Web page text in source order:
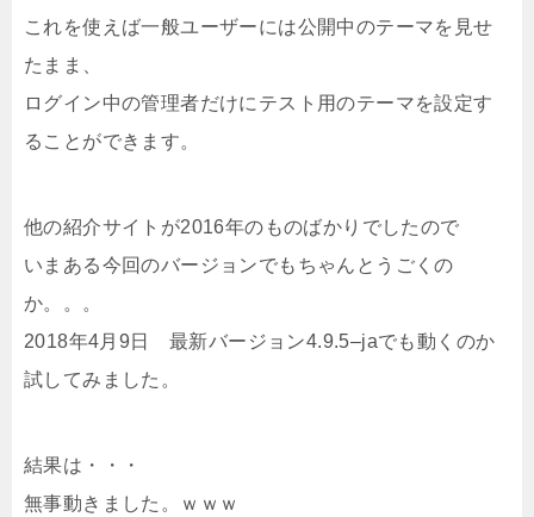
これを使えば一般ユーザーには公開中のテーマを見せ
たまま、
ログイン中の管理者だけにテスト用のテーマを設定す
ることができます。
他の紹介サイトが2016年のものばかりでしたので
いまある今回のバージョンでもちゃんとうごくの
か。。。
2018年4月9日 最新バージョン4.9.5–jaでも動くのか
試してみました。
結果は・・・
無事動きました。ｗｗｗ